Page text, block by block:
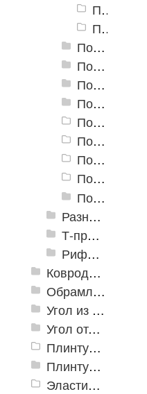
Порог алюминиевый угловой Д-9 25x25,5 мм, Медный антик
Порог алюминиевый угловой Д-9 25x25,5 мм, Серебро НЕ
Пороги алюминиевые угловые Д-13 40х20 мм
Пороги алюминиевые угловые Д-14 47,1х32 мм
Пороги алюминиевые угловые Д-16 40х20 мм
Пороги алюминиевые угловые Д-19 30х30 мм
Пороги алюминиевые угловые УКВ
Пороги алюминиевые угловые 30х30
Пороги алюминиевые угловые 40х40
Пороги алюминиевые угловые 20х20
Пороги алюминиевые угловые Д-5 20х20мм
Разноуровневые алюминиевые профили
Т-профиль
Рифленые алюминиевые листы и углы квинтет
Ковродержатели
Обрамление
Угол из ПВХ
Угол отделочный арочный
Плинтус для столешниц
Плинтусы «KronPlast»
Эластичный напольно-стыковочный профиль Cezar